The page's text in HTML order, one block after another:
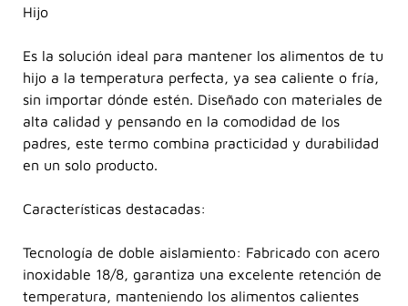
Hijo
Es la solución ideal para mantener los alimentos de tu
hijo a la temperatura perfecta, ya sea caliente o fría,
sin importar dónde estén. Diseñado con materiales de
alta calidad y pensando en la comodidad de los
padres, este termo combina practicidad y durabilidad
en un solo producto.
Características destacadas:
Tecnología de doble aislamiento: Fabricado con acero
inoxidable 18/8, garantiza una excelente retención de
temperatura, manteniendo los alimentos calientes